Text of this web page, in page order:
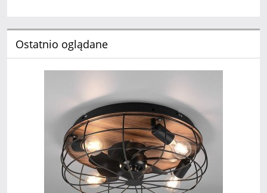
Ostatnio oglądane